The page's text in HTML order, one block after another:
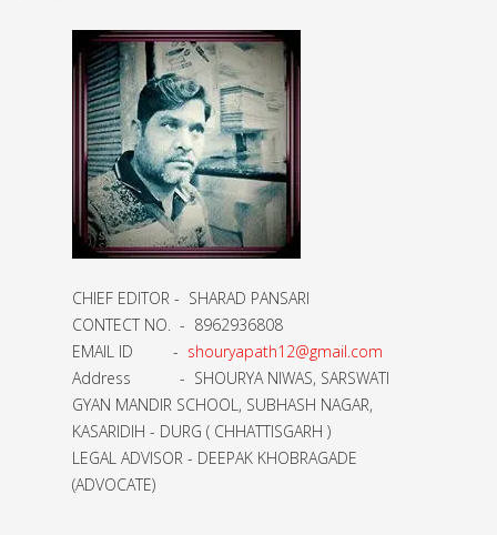
CHIEF EDITOR - SHARAD PANSARI
CONTECT NO. - 8962936808
EMAIL ID - shouryapath12@gmail.com
Address - SHOURYA NIWAS, SARSWATI
GYAN MANDIR SCHOOL, SUBHASH NAGAR,
KASARIDIH - DURG ( CHHATTISGARH )
LEGAL ADVISOR - DEEPAK KHOBRAGADE
(ADVOCATE)